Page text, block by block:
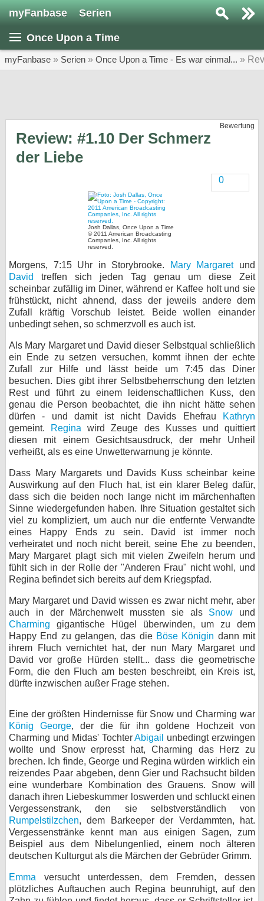
myFanbase Serien
Once Upon a Time
myFanbase » Serien » Once Upon a Time - Es war einmal... »
Bewertung
Review: #1.10 Der Schmerz
der Liebe
0
Josh Dallas, Once Upon a Time
© 2011 American Broadcasting
Companies, Inc. All rights
reserved.
Morgens, 7:15 Uhr in Storybrooke. Mary Margaretund
David
treffen sich jeden Tag genau um diese Zeit
scheinbar zufällig im Diner, während er Kaffee holt und sie
frühstückt, nicht ahnend, dass der jeweils andere dem
Zufall kräftig Vorschub leistet. Beide wollen einander
unbedingt sehen, so schmerzvoll es auch ist.
Als Mary Margaret und David dieser Selbstqual schließlich
ein Ende zu setzen versuchen, kommt ihnen der echte
Zufall zur Hilfe und lässt beide um 7:45 das Diner
besuchen. Dies gibt ihrer Selbstbeherrschung den letzten
Rest und führt zu einem leidenschaftlichen Kuss, den
genau die Person beobachtet, die ihn nicht hätte sehen
dürfen - und damit ist nicht Davids Ehefrau
Kathryn
gemeint.
Regina wird Zeuge des Kusses und quittiert
diesen mit einem Gesichtsausdruck, der mehr Unheil
verheißt, als es eine Unwetterwarnung je könnte.
Dass Mary Margarets und Davids Kuss scheinbar keine
Auswirkung auf den Fluch hat, ist ein klarer Beleg dafür,
dass sich die beiden noch lange nicht im märchenhaften
Sinne wiedergefunden haben. Ihre Situation gestaltet sich
viel zu kompliziert, um auch nur die entfernte Verwandte
eines Happy Ends zu sein. David ist immer noch
verheiratet und noch nicht bereit, seine Ehe zu beenden,
Mary Margaret plagt sich mit vielen Zweifeln herum und
fühlt sich in der Rolle der "Anderen Frau" nicht wohl, und
Regina befindet sich bereits auf dem Kriegspfad.
Mary Margaret und David wissen es zwar nicht mehr, aber
auch in der Märchenwelt mussten sie als Snow und
Charming gigantische Hügel überwinden, um zu dem
Happy End zu gelangen, das die Böse Königin dann mit
ihrem Fluch vernichtet hat, der nun Mary Margaret und
David vor große Hürden stellt... dass die geometrische
Form, die den Fluch am besten beschreibt, ein Kreis ist,
dürfte inzwischen außer Frage stehen.
Eine der größten Hindernisse für Snow und Charming war
König George, der die für ihn goldene Hochzeit von
Charming und Midas' TochterAbigail
unbedingt erzwingen
wollte und Snow erpresst hat, Charming das Herz zu
brechen. Ich finde, George und Regina würden wirklich ein
reizendes Paar abgeben, denn Gier und Rachsucht bilden
eine wunderbare Kombination des Grauens. Snow will
danach ihren Liebeskummer loswerden und schluckt einen
Vergessenstrank, den sie selbstverständlich von
Rumpelstilzchen, dem Barkeeper der Verdammten, hat.
Vergessenstränke kennt man aus einigen Sagen, zum
Beispiel aus dem Nibelungenlied, einem noch älteren
deutschen Kulturgut als die Märchen der Gebrüder Grimm.
Emma versucht unterdessen, dem Fremden, dessen
plötzliches Auftauchen auch Regina beunruhigt, auf den
Home
SERIEN
Specials
SERVICE
Gewinnspiele
bei X
bei Facebook
Kontakt
Nutzungsbedingungen
Datenschutz
Cookie-Einstellungen
Impressum
Desktop-Ansicht
myFanbase